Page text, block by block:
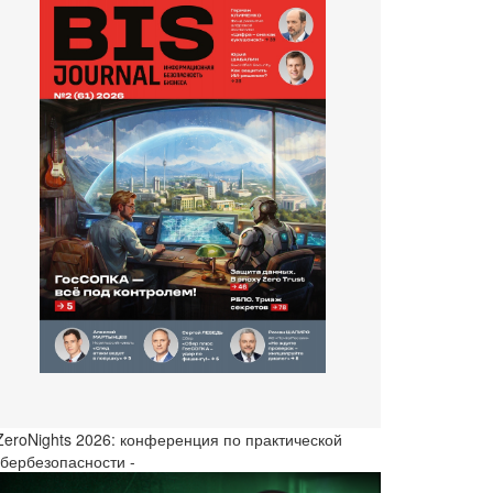
2026: конференция по практической
-